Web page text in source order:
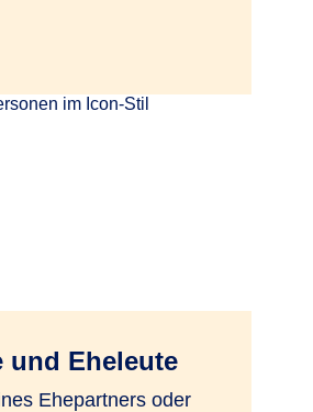
und Eheleute
Ehepartners oder